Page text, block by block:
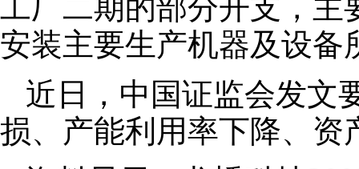
工厂二期的部分开支，主
安装主要生产机器及设备
近日，中国证监会发文
损、产能利用率下降、资